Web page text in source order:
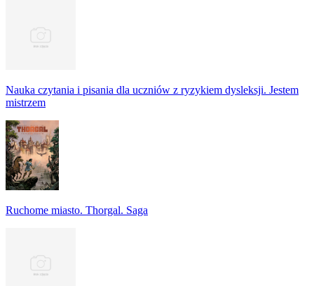
Nauka czytania i pisania dla uczniów z ryzykiem dysleksji. Jestem
mistrzem
Ruchome miasto. Thorgal. Saga